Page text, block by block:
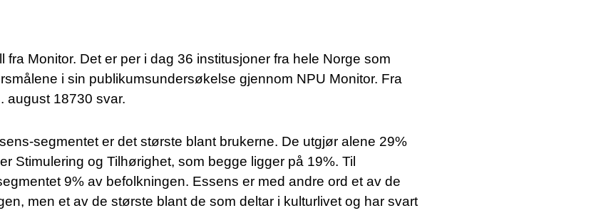
fra Monitor. Det er per i dag 36 institusjoner fra hele Norge som
i sin publikumsundersøkelse gjennom NPU Monitor. Fra
august 18730 svar.
segmentet er det største blant brukerne. De utgjør alene 29%
Stimulering og Tilhørighet, som begge ligger på 19%. Til
9% av befolkningen. Essens er med andre ord et av de
men et av de største blant de som deltar i kulturlivet og har svart